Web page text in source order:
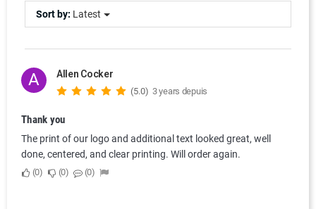
Sort by: Latest
A Allen Cocker
(5.0) 3 years depuis
Thank you
The print of our logo and additional text looked great, well
done, centered, and clear printing. Will order again.
0 0 0